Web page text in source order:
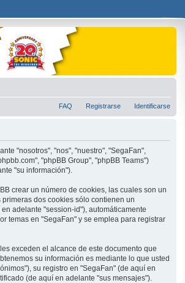
FAQ Registrarse Identificarse
"nosotros", "nos", "nuestro", "SegaFan",
"phpBB Group", "phpBB Teams")
"su información").
crear un número de cookies, las cuales son un
dos cookies sólo contienen un
adelante "session-id"), automáticamente
temas en "SegaFan" y se emplea para registrar
exceden el alcance de este documento que
su información es mediante lo que usted
su registro en "SegaFan" (de aquí en
(de aquí en adelante "sus mensajes").